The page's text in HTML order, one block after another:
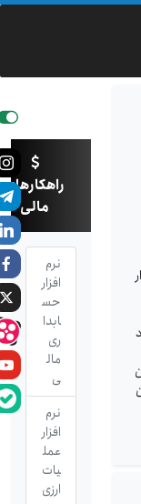
راهکارهای
مالی
نرم
افزار
حس
ابدا
ری
مال
ی
نرم
افزار
عمل
یات
ارزی